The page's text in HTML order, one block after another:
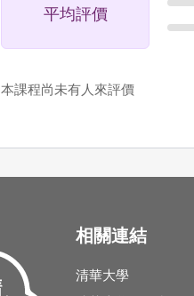
平均評價
本課程尚未有人來評價
相關連結
清華大學